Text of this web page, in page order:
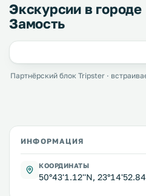
Экскурсии в городе
Замость
Партнёрский блок Tripster ·
ИНФОРМАЦИЯ
КООРДИНАТЫ
50°43'1.12''N,